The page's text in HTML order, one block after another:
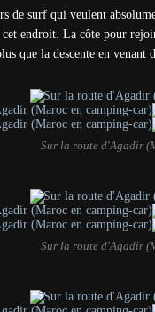
de surf qui veulent
endroit. La côte pour
que la descente en venant
Sur la route d'Agadir
Sur la route d'Agadir